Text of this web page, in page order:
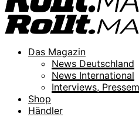
Das Magazin
News Deutschland
News International
Interviews,
Shop
Händler